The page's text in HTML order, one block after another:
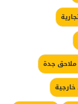
ملاحق جدة